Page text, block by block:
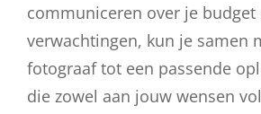
communiceren over je budget
verwachtingen, kun je samen
fotograaf tot een passende
die zowel aan jouw wensen